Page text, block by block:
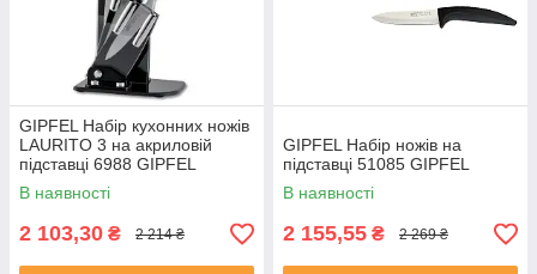
GIPFEL Набір кухонних ножів
LAURITO 3 на акриловій
підставці 6988 GIPFEL
В наявності
2 103,30 ₴ 2 214 ₴
GIPFEL Набір ножів на
підставці 51085 GIPFEL
В наявності
2 155,55 ₴ 2 269 ₴